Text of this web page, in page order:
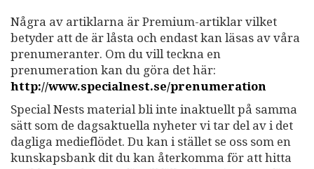
Några av artiklarna är Premium-artiklar vilket
betyder att de är låsta och endast kan läsas av våra
prenumeranter. Om du vill teckna en
prenumeration kan du göra det här:
http://www.specialnest.se/prenumeration
Special Nests material bli inte inaktuellt på samma
sätt som de dagsaktuella nyheter vi tar del av i det
dagliga medieflödet. Du kan i stället se oss som en
kunskapsbank dit du kan återkomma för att hitta